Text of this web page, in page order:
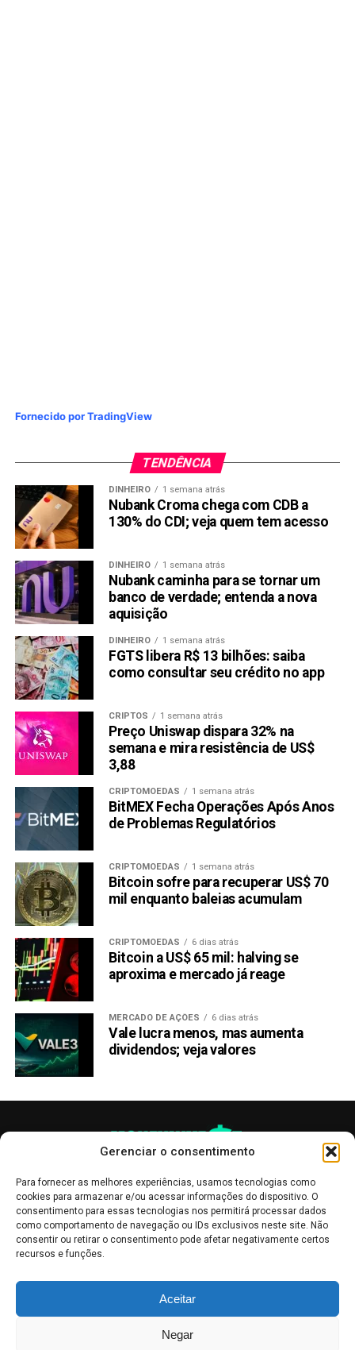
Gerenciar o consentimento
Para fornecer as melhores experiências, usamos tecnologias como
cookies para armazenar e/ou acessar informações do dispositivo. O
consentimento para essas tecnologias nos permitirá processar dados
como comportamento de navegação ou IDs exclusivos neste site. Não
consentir ou retirar o consentimento pode afetar negativamente certos
recursos e funções.
Aceitar
Negar
Fornecido por TradingView
TENDÊNCIA
DINHEIRO 1 semana atrás
Nubank Croma chega com CDB a
130% do CDI; veja quem tem acesso
DINHEIRO 1 semana atrás
Nubank caminha para se tornar um
banco de verdade; entenda a nova
aquisição
DINHEIRO 1 semana atrás
FGTS libera R$ 13 bilhões: saiba
como consultar seu crédito no app
CRIPTOS 1 semana atrás
Preço Uniswap dispara 32% na
semana e mira resistência de US$
3,88
CRIPTOMOEDAS 1 semana atrás
BitMEX Fecha Operações Após Anos
de Problemas Regulatórios
CRIPTOMOEDAS 1 semana atrás
Bitcoin sofre para recuperar US$ 70
mil enquanto baleias acumulam
CRIPTOMOEDAS 6 dias atrás
Bitcoin a US$ 65 mil: halving se
aproxima e mercado já reage
MERCADO DE AÇÕES 6 dias atrás
Vale lucra menos, mas aumenta
dividendos; veja valores
informativo, servindo como boletins de divulgação, e não devem ser
interpretadas como recomendações de investimento.Leia mais
Bolsa de Valores